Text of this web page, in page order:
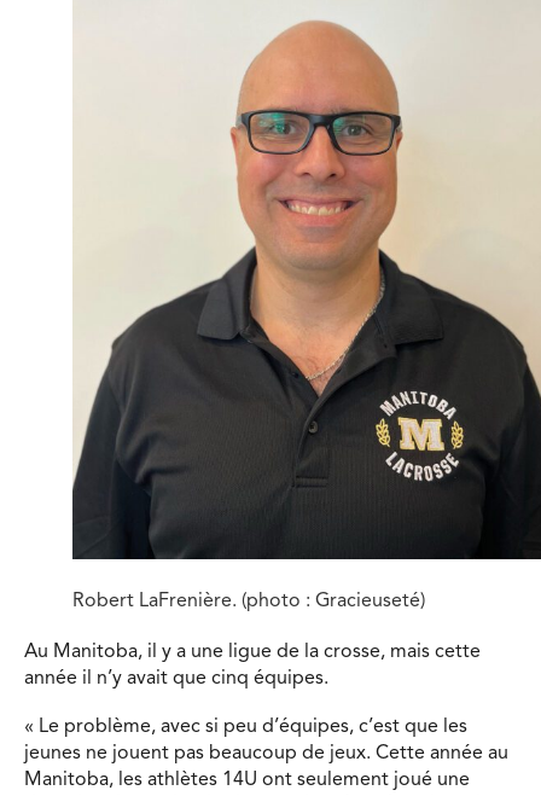
Robert LaFrenière. (photo : Gracieuseté)
Au Manitoba, il y a une ligue de la crosse, mais cette
année il n’y avait que cinq équipes.
« Le problème, avec si peu d’équipes, c’est que les
jeunes ne jouent pas beaucoup de jeux. Cette année au
Manitoba, les athlètes 14U ont seulement joué une